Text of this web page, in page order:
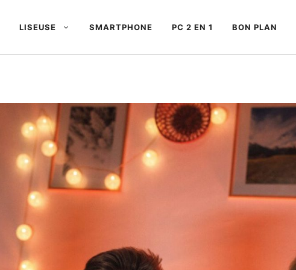
LISEUSE SMARTPHONE PC 2 EN 1 BON PLAN